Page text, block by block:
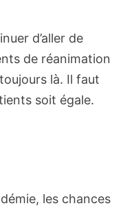
d’aller de
de réanimation
là. Il faut
soit égale.
les chances